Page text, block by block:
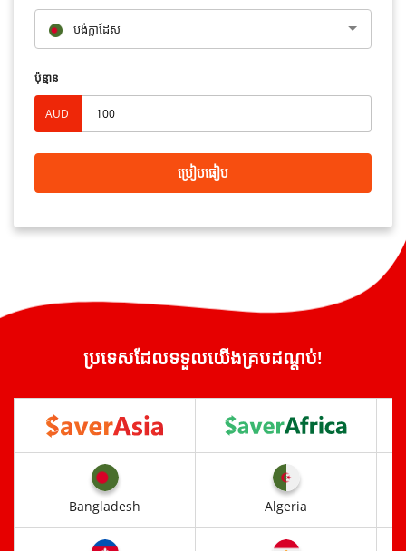
បង់ក្លាដែស
ប៉ុន្មាន
AUD
ប្រៀបធៀប
ប្រទេសដែលទទួលយើងគ្របដណ្តប់!
Bangladesh Algeria